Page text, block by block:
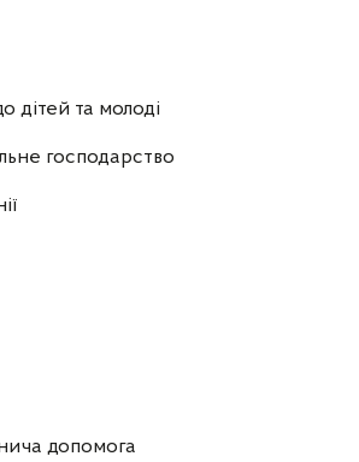
дітей та молоді
господарство
допомога